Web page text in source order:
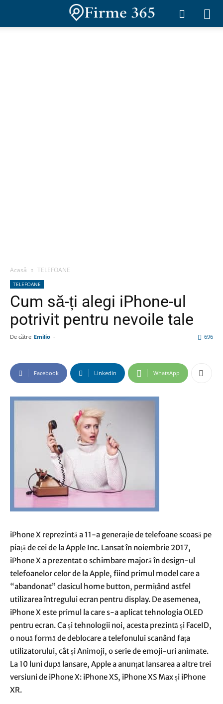
Acasă TELEFOANE
TELEFOANE
Cum să-ți alegi iPhone-ul
potrivit pentru nevoile tale
De către Emilio - 696
Facebook Linkedin WhatsApp
iPhone X reprezintă a 11-a generație de telefoane scoasă pe
piață de cei de la Apple Inc. Lansat în noiembrie 2017,
iPhone X a prezentat o schimbare majoră în design-ul
telefoanelor celor de la Apple, fiind primul model care a
“abandonat” clasicul home button, permițând astfel
utilizarea întregului ecran pentru display. De asemenea,
iPhone X este primul la care s-a aplicat tehnologia OLED
pentru ecran. Ca și tehnologii noi, acesta prezintă și FaceID,
o nouă formă de deblocare a telefonului scanând fața
utilizatorului, cât și Animoji, o serie de emoji-uri animate.
La 10 luni după lansare, Apple a anunțat lansarea a altre trei
versiuni de iPhone X: iPhone XS, iPhone XS Max și iPhone
XR.